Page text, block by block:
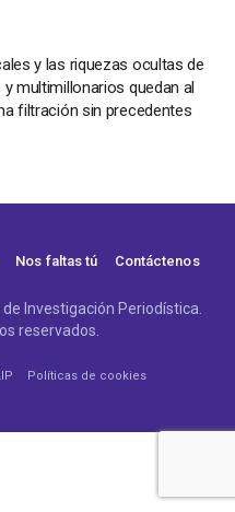
y las riquezas ocultas de
multimillonarios quedan al
filtración sin precedentes
Nos faltas tú Contáctenos
Investigación Periodística.
reservados.
Políticas de cookies